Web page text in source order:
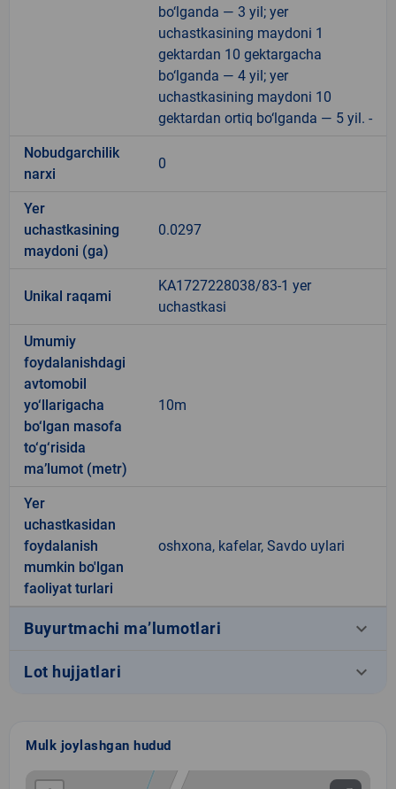
bo‘lganda — 3 yil; yer
uchastkasining maydoni 1
gektardan 10 gektargacha
bo‘lganda — 4 yil; yer
uchastkasining maydoni 10
gektardan ortiq bo‘lganda — 5 yil. -
Nobudgarchilik
narxi
0
Yer
uchastkasining
maydoni (ga)
0.0297
Unikal raqami
KA1727228038/83-1 yer
uchastkasi
Umumiy
foydalanishdagi
avtomobil
yo‘llarigacha
bo‘lgan masofa
to‘g‘risida
ma’lumot (metr)
10m
Yer
uchastkasidan
foydalanish
mumkin bo'lgan
faoliyat turlari
oshxona, kafelar, Savdo uylari
Buyurtmachi ma’lumotlari keyboard_arrow_down
Lot hujjatlari keyboard_arrow_down
Mulk joylashgan hudud